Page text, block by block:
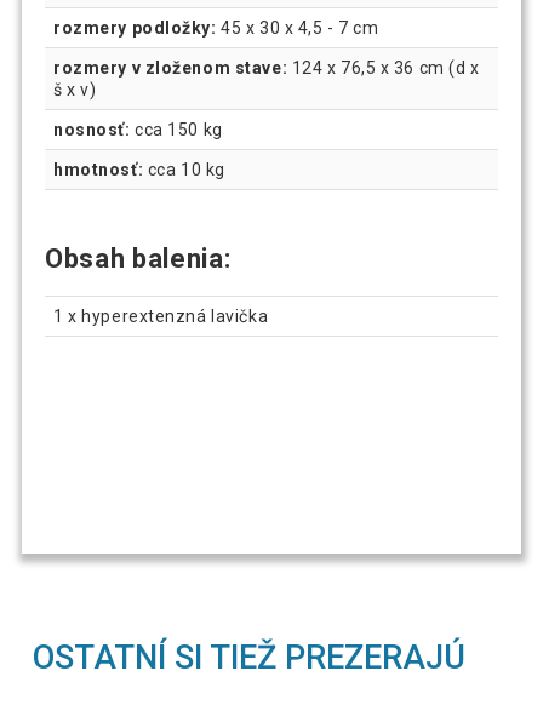
rozmery podložky: 45 x 30 x 4,5 - 7 cm
rozmery v zloženom stave: 124 x 76,5 x 36 cm (d x
š x v)
nosnosť: cca 150 kg
hmotnosť: cca 10 kg
Obsah balenia:
1 x hyperextenzná lavička
OSTATNÍ SI TIEŽ PREZERAJÚ